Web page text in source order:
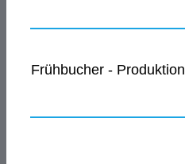
Frühbucher - Produktion